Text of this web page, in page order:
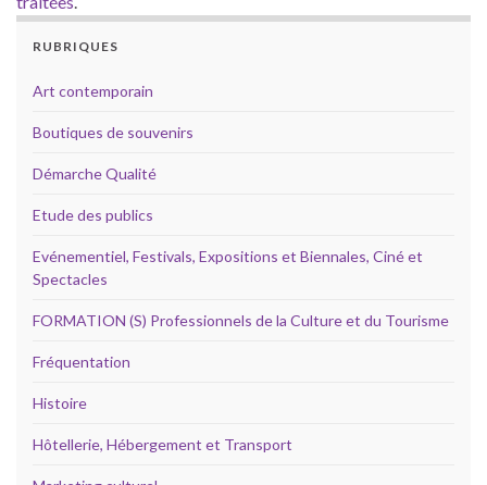
RUBRIQUES
Art contemporain
Boutiques de souvenirs
Démarche Qualité
Etude des publics
Evénementiel, Festivals, Expositions et Biennales, Ciné et
Spectacles
FORMATION (S) Professionnels de la Culture et du Tourisme
Fréquentation
Histoire
Hôtellerie, Hébergement et Transport